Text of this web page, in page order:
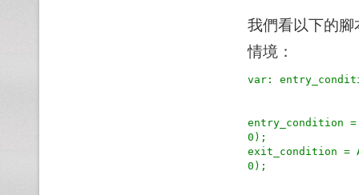
我們看以下的
情境：
var:
entry_condition =
0);
exit_condition =
0);